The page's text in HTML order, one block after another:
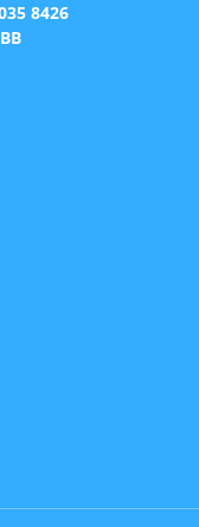
8426